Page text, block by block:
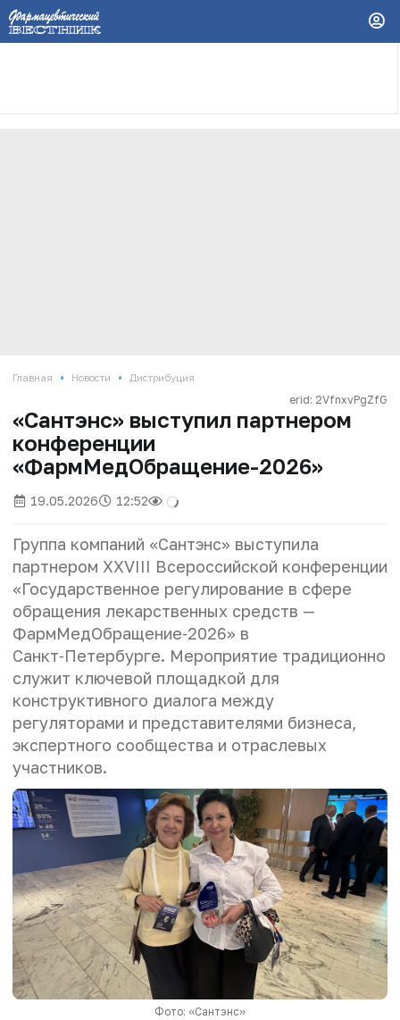
Главная • Новости • Дистрибуция
erid: 2VfnxvPgZfG
«Сантэнс» выступил партнером
конференции
«ФармМедОбращение-2026»
19.05.2026 12:52
Группа компаний «Сантэнс» выступила
партнером XXVIII Всероссийской конференции
«Государственное регулирование в сфере
обращения лекарственных средств —
ФармМедОбращение‑2026» в
Санкт‑Петербурге. Мероприятие традиционно
служит ключевой площадкой для
конструктивного диалога между
регуляторами и представителями бизнеса,
экспертного сообщества и отраслевых
участников.
Фото: «Сантэнс»